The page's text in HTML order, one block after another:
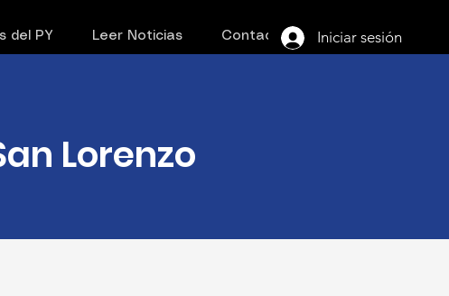
del PY Leer Noticias Contacto Iniciar sesión
Lorenzo